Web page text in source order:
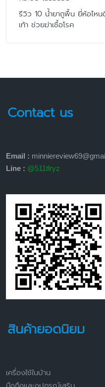
รีวิว 10 น้ำยาถูพื้น ยี่ห้อไห
เท้า ช่วยฆ่าเชื้อโรค
Contact us
Email :
Line : @511tlryz
สินค้ายอดนิยม
เครื่องใช้ในบ้าน